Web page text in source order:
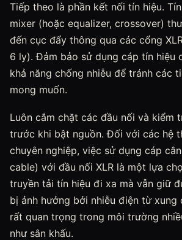
Tiếp theo là phần kết nối tín hiệu.
mixer (hoặc equalizer, crossover)
đến cục đẩy thông qua các cổng
6 ly). Đảm bảo sử dụng cáp tín hiệu
khả năng chống nhiễu để tránh các
mong muốn.
Luôn cắm chặt các đầu nối và kiểm
trước khi bật nguồn. Đối với các hệ
chuyên nghiệp, việc sử dụng cáp
cable) với đầu nối XLR là một lựa
truyền tải tín hiệu đi xa mà vẫn giữ
bị ảnh hưởng bởi nhiễu điện từ xung
rất quan trọng trong môi trường
như sân khấu.